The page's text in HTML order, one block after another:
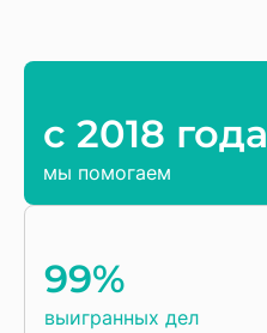
c 2018 года
мы помогаем
99%
выигранных дел